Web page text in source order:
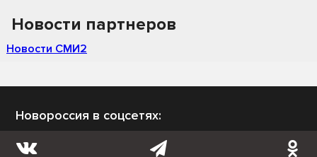
Новости партнеров
Новости СМИ2
Новороссия в соцсетях: